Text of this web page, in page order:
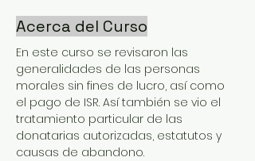
Acerca del Curso
En este curso se revisaron las
generalidades de las personas
morales sin fines de lucro, así como
el pago de ISR. Así también se vio el
tratamiento particular de las
donatarias autorizadas, estatutos y
causas de abandono.